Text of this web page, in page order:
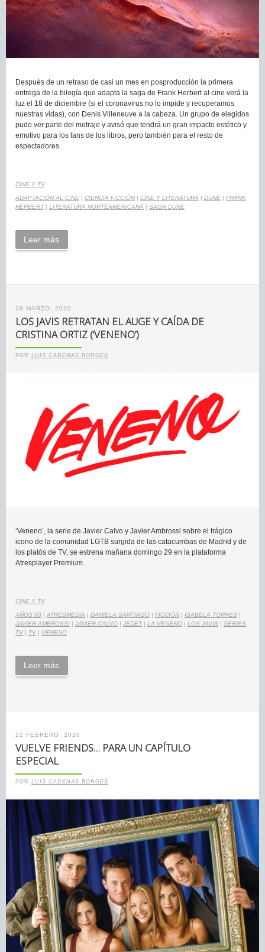
Después de un retraso de casi un mes en posproducción la primera
entrega de la bilogía que adapta la saga de Frank Herbert al cine verá la
luz el 18 de diciembre (si el coronavirus no lo impide y recuperamos
nuestras vidas), con Denis Villeneuve a la cabeza. Un grupo de elegidos
pudo ver parte del metraje y avisó que tendrá un gran impacto estético y
emotivo para los fans de los libros, pero también para el resto de
espectadores.
CINE Y TV
ADAPTACIÓN AL CINE | CIENCIA FICCIÓN | CINE Y LITERATURA | DUNE | FRANK
HERBERT| LITERATURA NORTEAMERICANA | SAGA DUNE
Leer más
28 MARZO, 2020
LOS JAVIS RETRATAN EL AUGE Y CAÍDA DE
CRISTINA ORTIZ (‘VENENO’)
POR LUIS CADENAS BORGES
‘Veneno’, la serie de Javier Calvo y Javier Ambrossi sobre el trágico
icono de la comunidad LGTB surgida de las catacumbas de Madrid y de
los platós de TV, se estrena mañana domingo 29 en la plataforma
Atresplayer Premium.
CINE Y TV
AÑOS 90 | ATRESMEDIA | DANIELA SANTIAGO | FICCIÓN | ISABELA TORRES |
JAVIER AMBROSSI | JAVIER CALVO | JEDET| LA VENENO | LOS JAVIS | SERIES
TV | TV | VENENO
Leer más
22 FEBRERO, 2020
VUELVE FRIENDS… PARA UN CAPÍTULO
ESPECIAL
POR LUIS CADENAS BORGES